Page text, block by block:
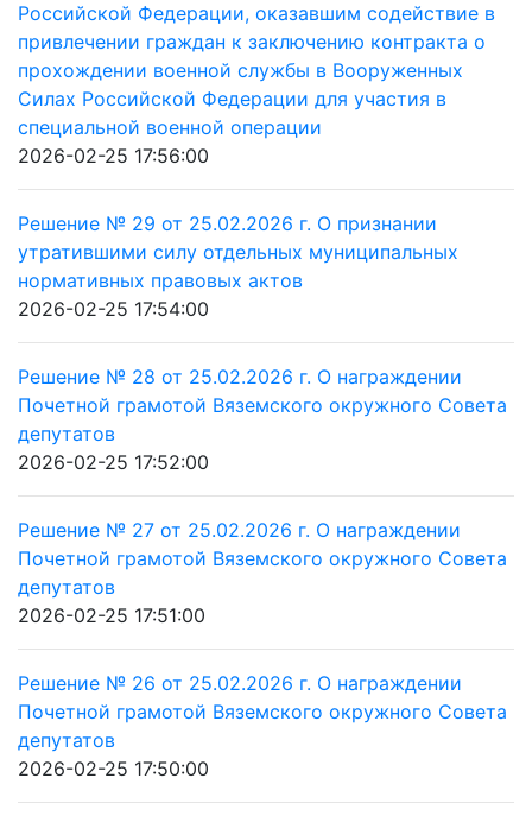
Российской Федерации, оказавшим содействие в
привлечении граждан к заключению контракта о
прохождении военной службы в Вооруженных
Силах Российской Федерации для участия в
специальной военной операции
2026-02-25 17:56:00
Решение № 29 от 25.02.2026 г. О признании
утратившими силу отдельных муниципальных
нормативных правовых актов
2026-02-25 17:54:00
Решение № 28 от 25.02.2026 г. О награждении
Почетной грамотой Вяземского окружного Совета
депутатов
2026-02-25 17:52:00
Решение № 27 от 25.02.2026 г. О награждении
Почетной грамотой Вяземского окружного Совета
депутатов
2026-02-25 17:51:00
Решение № 26 от 25.02.2026 г. О награждении
Почетной грамотой Вяземского окружного Совета
депутатов
2026-02-25 17:50:00